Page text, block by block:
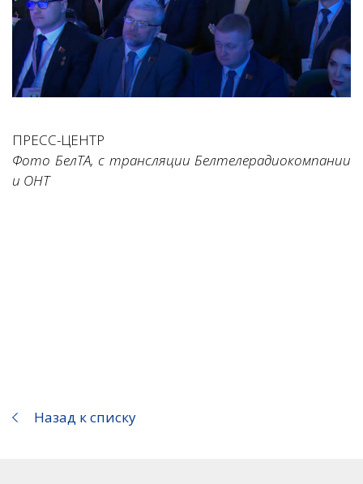
ПРЕСС-ЦЕНТР
Фото БелТА, с трансляции Белтелерадиокомпании
и ОНТ
Назад к списку